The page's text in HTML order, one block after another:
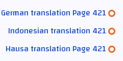
German translation Page 421
Indonesian translation 421
Hausa translation Page 421